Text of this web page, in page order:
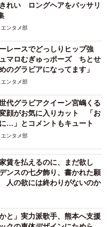
3/4
ルを開封したきっかけ（出典：
ながった営業メールを開封
差出人の企業名や個人名に
名に興味を持った」
ー（冒頭数行）に気にな
）が上位に並び、日ごろ
ディング）」に加え、受
や、受信トレイの一覧画
スト」の工夫が、開封と
カギになることがうかがえ
れい ロングヘアをバッサリ
エンタメ部
レースでどっしりヒップ強
マロむぎゅっポーズ ちとせ
のグラビアになってます」
エンタメ部
代グラビアクイーン宮嶋くる
顔がお気に入りカット 「お
…」とコメントもキュート
エンタメ部
賃を払えるのに、まだ欲し
ンスの七夕飾り、書かれた願
人の欲には終わりがないのか
と」実力派歌手、熊本へ支援